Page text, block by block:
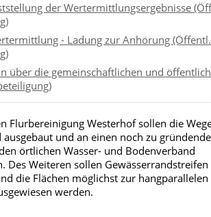
der Wertermittlungsergebnisse
- Ladung zur Anhörung (Öffentl.
über die gemeinschaftlichen und
Flurbereinigung Westerhof sollen die
ausgebaut und an einen noch zu
örtlichen Wasser- und Bodenverband
Des Weiteren sollen Gewässerrandstreifen
die Flächen möglichst zur hangparallelen
werden.